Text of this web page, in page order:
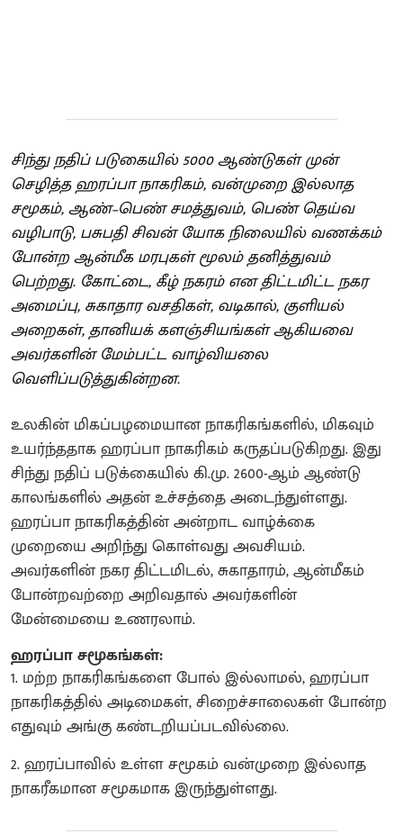
சிந்து நதிப் படுகையில் 5000 ஆண்டுகள் முன்
செழித்த ஹரப்பா நாகரிகம், வன்முறை இல்லாத
சமூகம், ஆண்–பெண் சமத்துவம், பெண் தெய்வ
வழிபாடு, பசுபதி சிவன் யோக நிலையில் வணக்கம்
போன்ற ஆன்மீக மரபுகள் மூலம் தனித்துவம்
பெற்றது. கோட்டை, கீழ் நகரம் என திட்டமிட்ட நகர
அமைப்பு, சுகாதார வசதிகள், வடிகால், குளியல்
அறைகள், தானியக் களஞ்சியங்கள் ஆகியவை
அவர்களின் மேம்பட்ட வாழ்வியலை
வெளிப்படுத்துகின்றன.
உலகின் மிகப்பழமையான நாகரிகங்களில், மிகவும்
உயர்ந்ததாக ஹரப்பா நாகரிகம் கருதப்படுகிறது. இது
சிந்து நதிப் படுக்கையில் கி.மு. 2600-ஆம் ஆண்டு
காலங்களில் அதன் உச்சத்தை அடைந்துள்ளது.
ஹரப்பா நாகரிகத்தின் அன்றாட வாழ்க்கை
முறையை அறிந்து கொள்வது அவசியம்.
அவர்களின் நகர திட்டமிடல், சுகாதாரம், ஆன்மீகம்
போன்றவற்றை அறிவதால் அவர்களின்
மேன்மையை உணரலாம்.
ஹரப்பா சமூகங்கள்:
1. மற்ற நாகரிகங்களை போல் இல்லாமல், ஹரப்பா
நாகரிகத்தில் அடிமைகள், சிறைச்சாலைகள் போன்ற
எதுவும் அங்கு கண்டறியப்படவில்லை.
​2. ஹரப்பாவில் உள்ள சமூகம் வன்முறை இல்லாத
நாகரீகமான சமூகமாக இருந்துள்ளது.